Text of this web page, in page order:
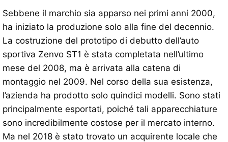
Sebbene il marchio sia apparso nei primi anni 2000,
ha iniziato la produzione solo alla fine del decennio.
La costruzione del prototipo di debutto dell’auto
sportiva Zenvo ST1 è stata completata nell’ultimo
mese del 2008, ma è arrivata alla catena di
montaggio nel 2009. Nel corso della sua esistenza,
l’azienda ha prodotto solo quindici modelli. Sono stati
principalmente esportati, poiché tali apparecchiature
sono incredibilmente costose per il mercato interno.
Ma nel 2018 è stato trovato un acquirente locale che